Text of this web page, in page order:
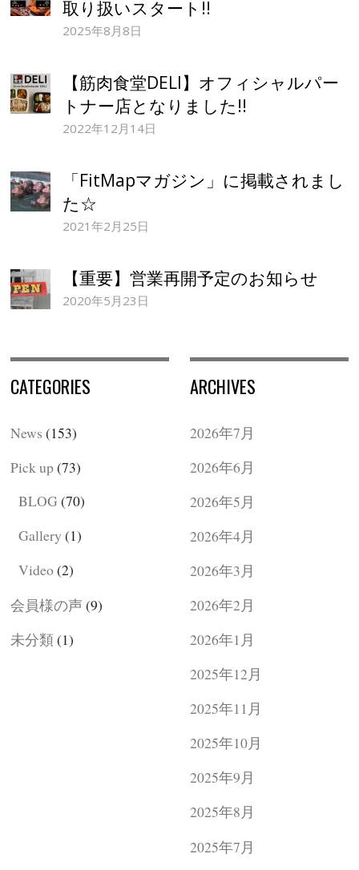
取り扱いスタート!!
2025年8月8日
【筋肉食堂DELI】オフィシャルパー
トナー店となりました!!
2022年12月14日
「FitMapマガジン」に掲載されまし
た☆
2021年2月25日
【重要】営業再開予定のお知らせ
2020年5月23日
CATEGORIES
News (153)
Pick up(73)
BLOG (70)
Gallery (1)
Video(2)
会員様の声(9)
未分類 (1)
ARCHIVES
2026年7月
2026年6月
2026年5月
2026年4月
2026年3月
2026年2月
2026年1月
2025年12月
2025年11月
2025年10月
2025年9月
2025年8月
2025年7月